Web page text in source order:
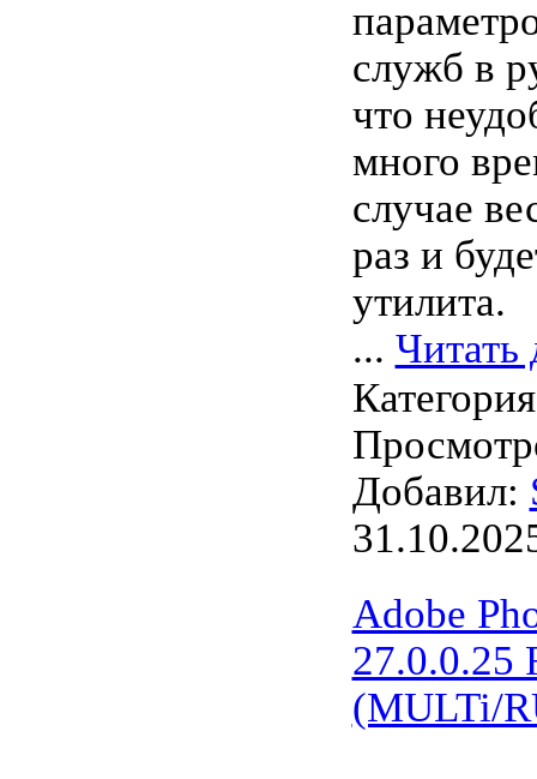
служб в
что
много
случае
раз и
утилита.
... Читать
Добавил:
Adobe
27.0.0.25
(MULTi/